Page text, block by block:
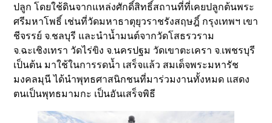
ปลูก โดยใช้ดินจากแหล่งศักดิ์สิทธิ์สถานที่ที่เคยปลูกต้นพระ
ศรีมหาโพธิ์ เช่นที่วัดมหาธาตุยุวราชรังสฤษฎิ์ กรุงเทพฯ เขา
ชีจรรย์ จ.ชลบุรี และนำน้ำมนต์จากวัดโสธรวราม
จ.ฉะเชิงเทรา วัดไร่ขิง จ.นครปฐม วัดเขาตะเครา จ.เพชรบุรี
เป็นต้น มาใช้ในการรดน้ำ เสร็จแล้ว สมเด็จพระมหารัช
มงคลมุนี ได้นำพุทธศาสนิกชนที่มาร่วมงานทั้งหมด แสดง
ตนเป็นพุทธมามกะ เป็นอันเสร็จพิธี